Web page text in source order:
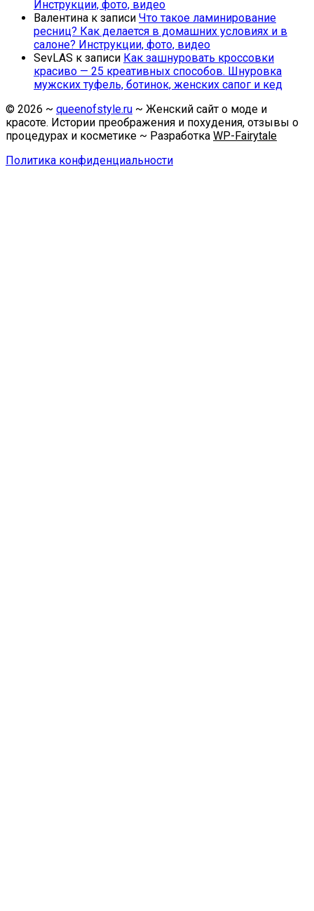
Инструкции, фото, видео
Валентина к записи Что такое ламинирование
ресниц? Как делается в домашних условиях и в
салоне? Инструкции, фото, видео
SevLAS к записи Как зашнуровать кроссовки
красиво — 25 креативных способов. Шнуровка
мужских туфель, ботинок, женских сапог и кед
© 2026 ~ queenofstyle.ru ~ Женский сайт о моде и
красоте. Истории преображения и похудения, отзывы о
процедурах и косметике ~ Разработка WP-Fairytale
Политика конфиденциальности